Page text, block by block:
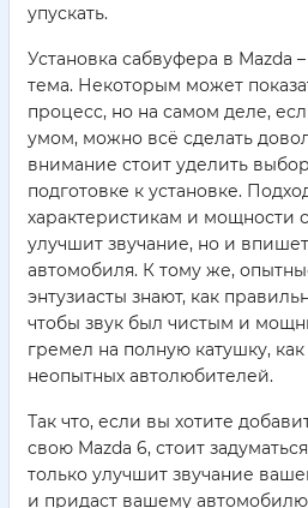
упускать.
Установка сабвуфера в Mazda
тема. Некоторым может
процесс, но на самом деле,
умом, можно всё сделать
внимание стоит уделить
подготовке к установке.
характеристикам и мощности
улучшит звучание, но и
автомобиля. К тому же,
энтузиасты знают, как
чтобы звук был чистым и
гремел на полную катушку,
неопытных автолюбителей.
Так что, если вы хотите
свою Mazda 6, стоит
только улучшит звучание
и придаст вашему